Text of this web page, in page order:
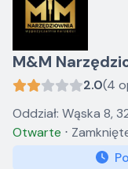
M&M
2.0(4
Oddział: Wąska 8,
Otwarte ⋅